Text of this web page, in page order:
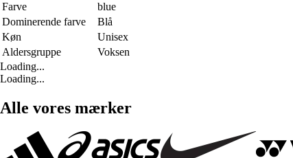
Farve
blue
Dominerende farve
Blå
Køn
Unisex
Aldersgruppe
Voksen
Loading...
Loading...
Alle vores mærker